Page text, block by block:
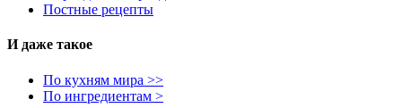
Постные рецепты
И даже такое
По кухням мира >>
По ингредиентам >